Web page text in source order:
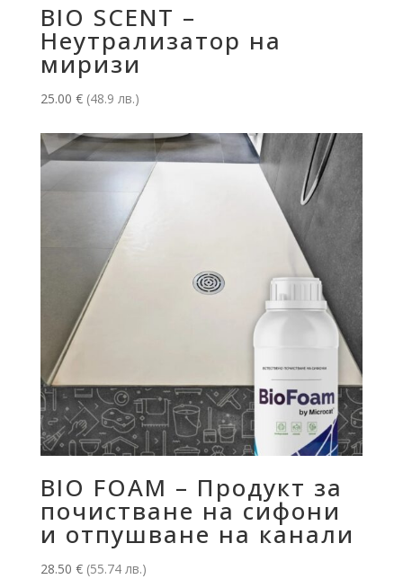
BIO SCENT –
Неутрализатор на
миризи
25.00 € (48.9 лв.)
BIO FOAM – Продукт за
почистване на сифони
и отпушване на канали
28.50 € (55.74 лв.)